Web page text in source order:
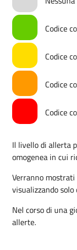
Codice
Codice
Codice
Codice
Il livello di allerta
omogenea in cui
Verranno
visualizzando
Nel corso di una
allerte.